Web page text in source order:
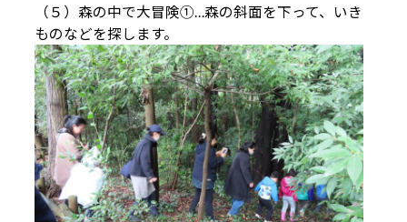
（５）森の中で大冒険①…森の斜面を下って、いき
ものなどを探します。